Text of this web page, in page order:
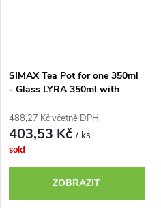
SIMAX Tea Pot for one 350ml
- Glass LYRA 350ml with
488,27 Kč včetně DPH
403,53 Kč/ ks
sold
ZOBRAZIT